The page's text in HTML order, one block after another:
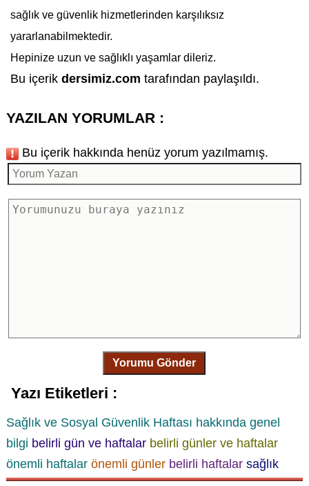
sağlıkve güvenlik hizmetlerinden karşılıksız
yararlanabilmektedir.
Hepinize uzun ve sağlıklı yaşamlar dileriz.
Bu içerik dersimiz.com tarafından paylaşıldı.
YAZILAN YORUMLAR :
Bu içerik hakkında henüz yorum yazılmamış.
Yorumu Gönder
Yazı Etiketleri :
Sağlık ve Sosyal Güvenlik Haftası hakkında genel
bilgi belirli gün ve haftalar belirli günler ve haftalar
önemli haftalar önemli günler belirli haftalar sağlık